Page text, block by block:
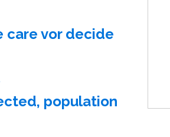
care vor decide
population